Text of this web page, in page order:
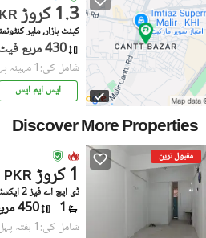
1.3 کروڑ
کینٹ بازار, ملیر
430 مربع فیٹ
شامل کی:1 مہینہ پہل
ایس ایم ایس
Discover More Properties
مقبول ترین
PKR 1 کروڑ
ڈی ایچ اے فیز 2 ایکسٹینشن, ڈی ایچ اے ڈیفینس
1 450 مربع فیٹ
شامل کی:1 ہفتہ پہل